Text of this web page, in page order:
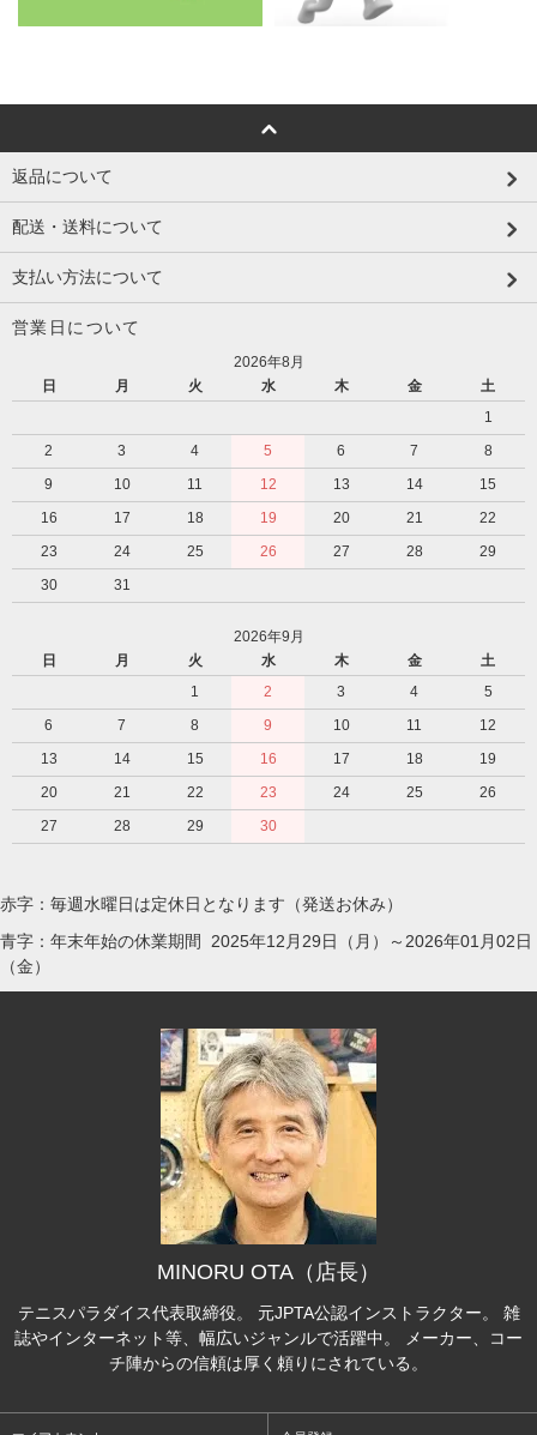
返品について
配送・送料について
支払い方法について
営業日について
2026年8月
日
月 火 水 木 金
土
1
2
3 4 5 6 7
8
9
10 11 12 13 14
15
16
17 18 19 20 21
22
23
24 25 26 27 28
29
30
31
2026年9月
日
月 火 水 木 金
土
1
2 3 4
5
6
7 8 9 10 11
12
13
14 15 16 17 18
19
20
21 22 23 24 25
26
27
28 29 30
赤字：毎週水曜日は定休日となります（発送お休み）
青字：年末年始の休業期間 2025年12月29日（月）～2026年01月02日
（金）
MINORU OTA（店長）
テニスパラダイス代表取締役。 元JPTA公認インストラクター。 雑
誌やインターネット等、幅広いジャンルで活躍中。 メーカー、コー
チ陣からの信頼は厚く頼りにされている。